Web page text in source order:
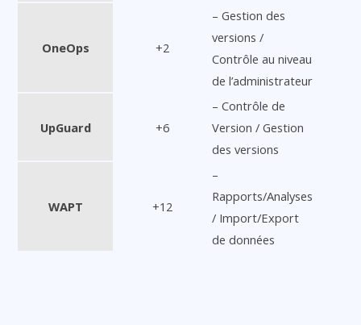
OneOps +2
– Gestion des
versions /
Contrôle au niveau
de l’administrateur
UpGuard +6
– Contrôle de
Version / Gestion
des versions
WAPT +12
–
Rapports/Analyses
/ Import/Export
de données